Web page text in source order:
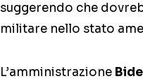
suggerendo che
militare nello stato
L’amministrazione